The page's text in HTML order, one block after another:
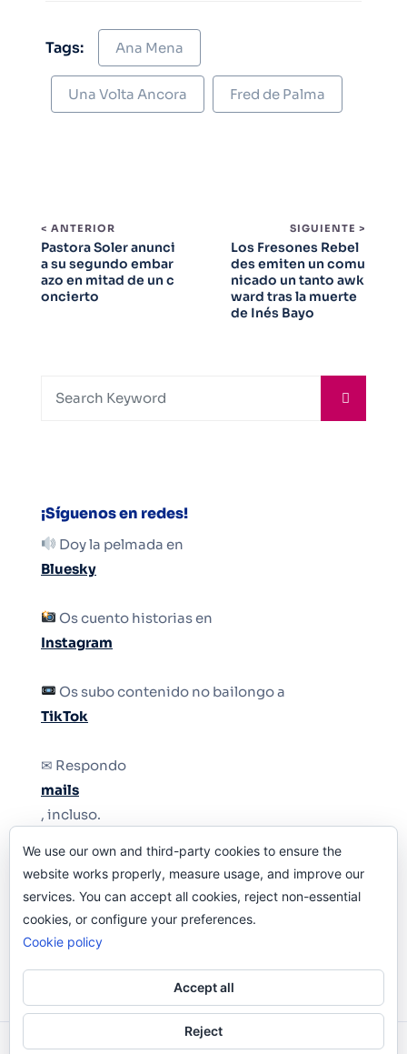
Tags: Ana Mena
Una Volta Ancora Fred de Palma
< ANTERIOR
Pastora Soler anunci
a su segundo embar
azo en mitad de un c
oncierto
SIGUIENTE >
Los Fresones Rebel
des emiten un comu
nicado un tanto awk
ward tras la muerte
de Inés Bayo
¡Síguenos en redes!
Doy la pelmada en
Bluesky
Os cuento historias en
Instagram
Os subo contenido no bailongo a
TikTok
✉ Respondo
mails
, incluso.
Y si una persona no puede tener teléfono, que
le quiten el teléfono.
We use our own and third-party cookies to ensure the
website works properly, measure usage, and improve our
services. You can accept all cookies, reject non-essential
cookies, or configure your preferences.
Cookie policy
Accept all
Reject